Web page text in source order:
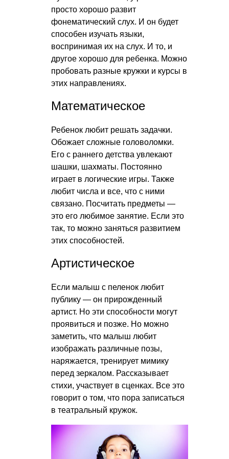
просто хорошо развит
фонематический слух. И он будет
способен изучать языки,
воспринимая их на слух. И то, и
другое хорошо для ребенка. Можно
пробовать разные кружки и курсы в
этих направлениях.
Математическое
Ребенок любит решать задачки.
Обожает сложные головоломки.
Его с раннего детства увлекают
шашки, шахматы. Постоянно
играет в логические игры. Также
любит числа и все, что с ними
связано. Посчитать предметы —
это его любимое занятие. Если это
так, то можно заняться развитием
этих способностей.
Артистическое
Если малыш с пеленок любит
публику — он прирожденный
артист. Но эти способности могут
проявиться и позже. Но можно
заметить, что малыш любит
изображать различные позы,
наряжается, тренирует мимику
перед зеркалом. Рассказывает
стихи, участвует в сценках. Все это
говорит о том, что пора записаться
в театральный кружок.